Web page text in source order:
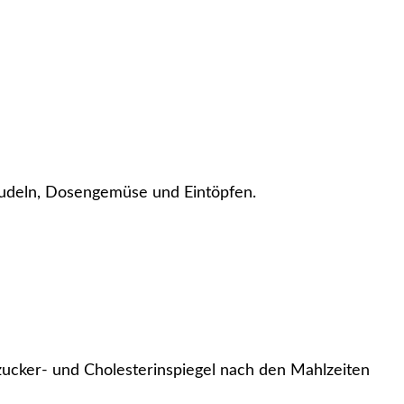
Dosengemüse und Eintöpfen.
und Cholesterinspiegel nach den Mahlzeiten